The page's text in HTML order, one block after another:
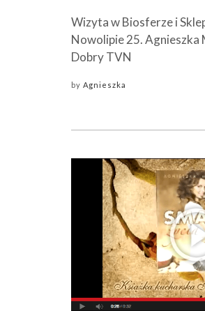
Wizyta w Biosferze i
Nowolipie 25. Agnieszka
Dobry TVN
by Agnieszka